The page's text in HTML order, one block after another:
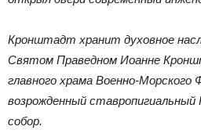
Кронштадт хранит духовное
Святом Праведном Иоанне
главного храма Военно-
возрожденный ставропигиальный
собор.